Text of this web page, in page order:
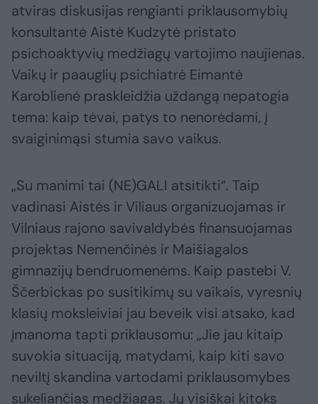
atviras diskusijas rengianti priklausomybių
konsultantė Aistė Kudzytė pristato
psichoaktyvių medžiagų vartojimo naujienas.
Vaikų ir paauglių psichiatrė Eimantė
Karoblienė praskleidžia uždangą nepatogia
tema: kaip tėvai, patys to nenorėdami, į
svaiginimąsi stumia savo vaikus.
„Su manimi tai (NE)GALI atsitikti“. Taip
vadinasi Aistės ir Viliaus organizuojamas ir
Vilniaus rajono savivaldybės finansuojamas
projektas Nemenčinės ir Maišiagalos
gimnazijų bendruomenėms. Kaip pastebi V.
Ščerbickas po susitikimų su vaikais, vyresnių
klasių moksleiviai jau beveik visi atsako, kad
įmanoma tapti priklausomu: „Jie jau kitaip
suvokia situaciją, matydami, kaip kiti savo
neviltį skandina vartodami priklausomybes
sukeliančias medžiagas. Jų visiškai kitoks